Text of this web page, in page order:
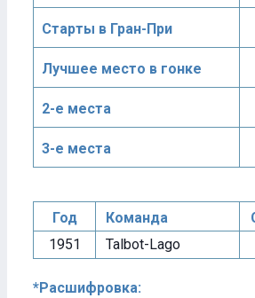
Старты в Гран-При
Лучшее место в гонке
2-е места
3-е места
Год Команда
1951
Talbot-Lago
*Расшифровка: